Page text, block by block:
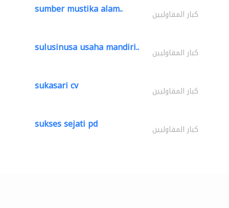
sumber mustika alam.. كبار المقاوليين
sulusinusa usaha mandiri.. كبار المقاوليين
sukasari cv كبار المقاوليين
sukses sejati pd كبار المقاوليين